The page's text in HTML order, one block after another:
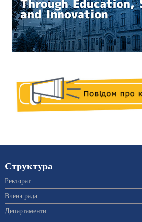
Структура
Ректорат
Вчена рада
Департаменти